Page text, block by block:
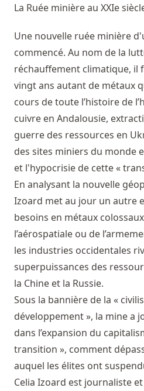
La Ruée minière au XXIe
Une nouvelle ruée minière
commencé. Au nom de la
réchauffement climatique, il
vingt ans autant de métaux
cours de toute l’histoire de
cuivre en Andalousie,
guerre des ressources en
des sites miniers du monde
et l'hypocrisie de cette «
En analysant la nouvelle
Izoard met au jour un autre
besoins en métaux
l’aérospatiale ou de
les industries occidentales
superpuissances des
la Chine et la Russie.
Sous la bannière de la «
développement », la mine a
dans l’expansion du
transition », comment
auquel les élites ont
Celia Izoard est journaliste